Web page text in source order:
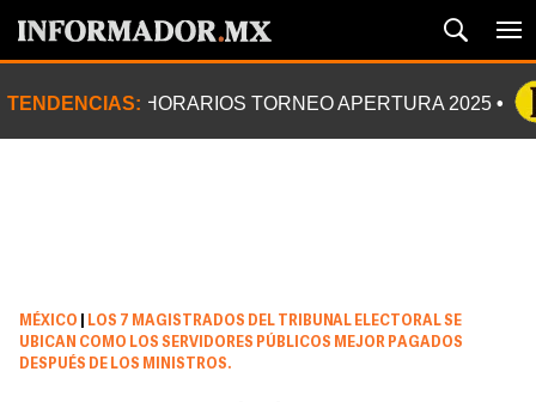
TENDENCIAS: HORARIOS TORNEO APERTURA 2025
MÉXICO
LOS 7 MAGISTRADOS DEL TRIBUNAL ELECTORAL SE
UBICAN COMO LOS SERVIDORES PÚBLICOS MEJOR PAGADOS
DESPUÉS DE LOS MINISTROS.